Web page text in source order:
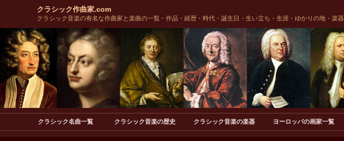
クラシック作曲家.com
クラシック音楽の有名な作曲家と楽曲の一覧・作品・経歴・時代・誕生日・生い立ち・生涯・ゆかりの地・楽器
クラシック名曲一覧 クラシック音楽の歴史 クラシック音楽の楽器 ヨーロッパの画家一覧